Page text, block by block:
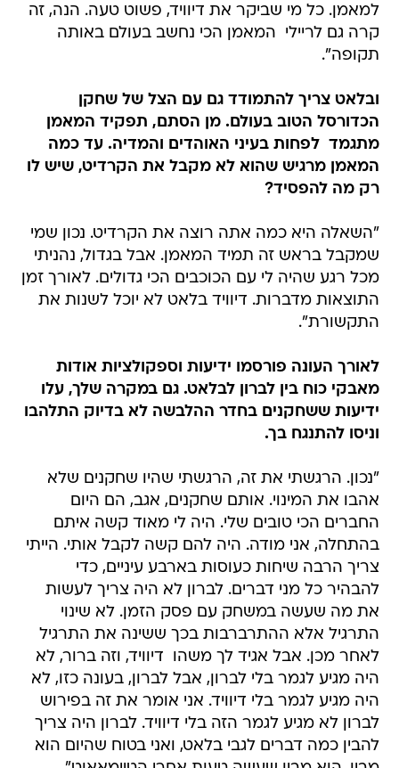
למאמן. כל מי שביקר את דיוויד, פשוט טעה. הנה, זה
קרה גם לריילי  המאמן הכי נחשב בעולם באותה
תקופה".
ובלאט צריך להתמודד גם עם הצל של שחקן
הכדורסל הטוב בעולם. מן הסתם, תפקיד המאמן
מתגמד  לפחות בעיני האוהדים והמדיה. עד כמה
המאמן מרגיש שהוא לא מקבל את הקרדיט, שיש לו
רק מה להפסיד?
"השאלה היא כמה אתה רוצה את הקרדיט. נכון שמי
שמקבל בראש זה תמיד המאמן. אבל בגדול, נהניתי
מכל רגע שהיה לי עם הכוכבים הכי גדולים. לאורך זמן
התוצאות מדברות. דיוויד בלאט לא יוכל לשנות את
התקשורת".
לאורך העונה פורסמו ידיעות וספקולציות אודות
מאבקי כוח בין לברון לבלאט. גם במקרה שלך, עלו
ידיעות ששחקנים בחדר ההלבשה לא בדיוק התלהבו
וניסו להתנגח בך.
"נכון. הרגשתי את זה, הרגשתי שהיו שחקנים שלא
אהבו את המינוי. אותם שחקנים, אגב, הם היום
החברים הכי טובים שלי. היה לי מאוד קשה איתם
בהתחלה, אני מודה. היה להם קשה לקבל אותי. הייתי
צריך הרבה שיחות כעוסות בארבע עיניים, כדי
להבהיר כל מני דברים. לברון לא היה צריך לעשות
את מה שעשה במשחק עם פסק הזמן. לא שינוי
התרגיל אלא ההתרברבות בכך ששינה את התרגיל
לאחר מכן. אבל אגיד לך משהו  דיוויד, וזה ברור, לא
היה מגיע לגמר בלי לברון, אבל לברון, בעונה כזו, לא
היה מגיע לגמר בלי דיוויד. אני אומר את זה בפירוש 
לברון לא מגיע לגמר הזה בלי דיוויד. לברון היה צריך
להבין כמה דברים לגבי בלאט, ואני בטוח שהיום הוא